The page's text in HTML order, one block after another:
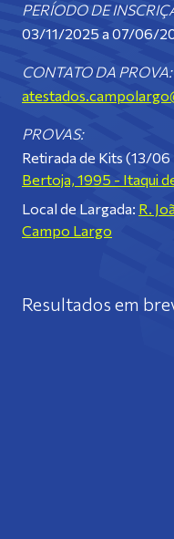
PERÍODO DE
03/11/2025 a 07/06/
CONTATO DA PROVA:
PROVAS:
Retirada de Kits (13/06
Bertoja, 1995 - Itaqui
Local de Largada: R.
Campo Largo
Resultados em